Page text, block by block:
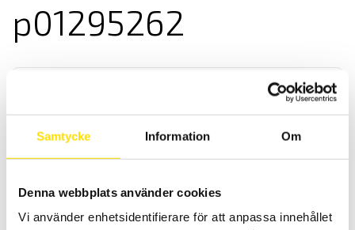
Samtycke Information Om
Denna webbplats använder cookies
Vi använder enhetsidentifierare för att anpassa innehållet
p01295262
Tillbehör för jordtagsmätning
Tillbehör för jordbryggor CA6422, CA6424, CA6460, CA6462,
CA6470N, CA6471 och CA6472